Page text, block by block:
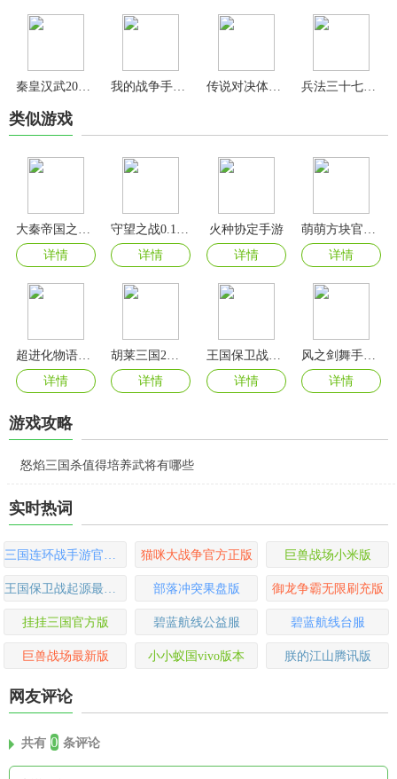
秦皇汉武2024最新版本 传说对决体验服
类似游戏
详情
详情
火种协定手游
详情
详情
超进化物语2手游
详情
详情
王国保卫战5全英雄无限钻石版
详情
详情
游戏攻略
怒焰三国杀值得培养武将有哪些
实时热词
三国连环战手游官方版 猫咪大战争官方正版 巨兽战场小米版
王国保卫战起源最新版 部落冲突果盘版 御龙争霸无限刷充版
挂挂三国官方版 碧蓝航线公益服 碧蓝航线台服
巨兽战场最新版 小小蚁国vivo版本 朕的江山腾讯版
网友评论
共有 0 条评论